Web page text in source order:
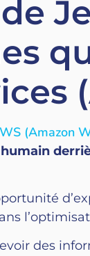
(Amazon
des